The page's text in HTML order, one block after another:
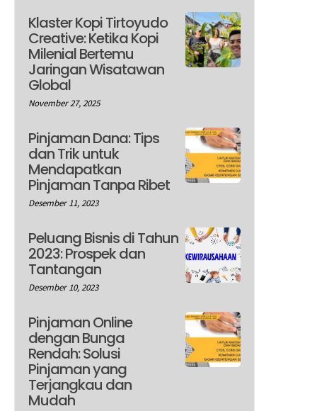
Klaster Kopi Tirtoyudo
Creative: Ketika Kopi
Milenial Bertemu
Jaringan Wisatawan
Global
November 27, 2025
Pinjaman Dana: Tips
dan Trik untuk
Mendapatkan
Pinjaman Tanpa Ribet
Desember 11, 2023
Peluang Bisnis di Tahun
2023: Prospek dan
Tantangan
Desember 10, 2023
Pinjaman Online
dengan Bunga
Rendah: Solusi
Pinjaman yang
Terjangkau dan
Mudah